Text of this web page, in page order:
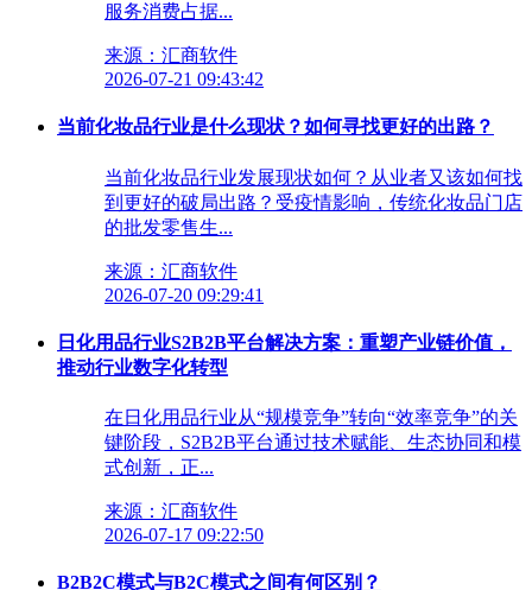
服务消费占据...
来源：汇商软件
2026-07-21 09:43:42
当前化妆品行业是什么现状？如何寻找更好的出路？
当前化妆品行业发展现状如何？从业者又该如何找
到更好的破局出路？受疫情影响，传统化妆品门店
的批发零售生...
来源：汇商软件
2026-07-20 09:29:41
日化用品行业S2B2B平台解决方案：重塑产业链价值，
推动行业数字化转型
在日化用品行业从“规模竞争”转向“效率竞争”的关
键阶段，S2B2B平台通过技术赋能、生态协同和模
式创新，正...
来源：汇商软件
2026-07-17 09:22:50
B2B2C模式与B2C模式之间有何区别？